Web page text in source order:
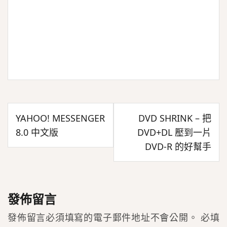
文
章
導
YAHOO! MESSENGER
8.0 中文版
DVD SHRINK – 把
DVD+DL 壓到一片
DVD-R 的好幫手
發佈留言
發佈留言必須填寫的電子郵件地址不會公開。 必填